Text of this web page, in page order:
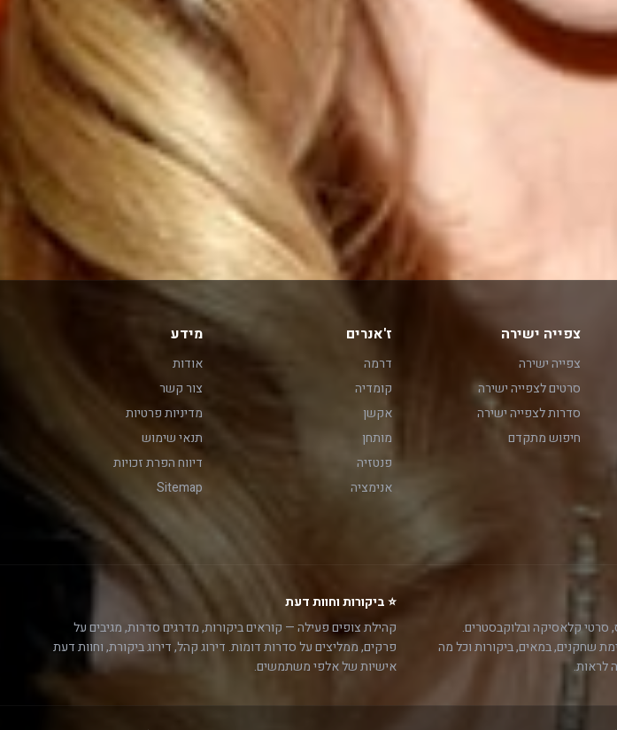
צפייה ישירה
צפייה ישירה
סרטים לצפייה ישירה
סדרות לצפייה ישירה
חיפוש מתקדם
ז'אנרים
דרמה
קומדיה
אקשן
מותחן
פנטזיה
אנימציה
מידע
אודות
צור קשר
מדיניות פרטיות
תנאי שימוש
דיווח הפרת זכויות
Sitemap
קלאסיקה ובלוקבסטרים.
שחקנים, במאים, ביקורות וכל מה
לראות.
⭐ ביקורות וחוות דעת
קהילת צופים פעילה — קוראים ביקורות, מדרגים סדרות, מגיבים על
פרקים, ממליצים על סדרות דומות. דירוג קהל, דירוג ביקורת, וחוות דעת
אישיות של אלפי משתמשים.